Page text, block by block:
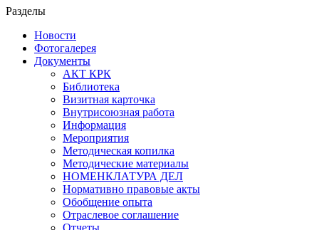
Разделы
Новости
Фотогалерея
Документы
АКТ КРК
Библиотека
Визитная карточка
Внутрисоюзная работа
Информация
Мероприятия
Методическая копилка
Методические материалы
НОМЕНКЛАТУРА ДЕЛ
Нормативно правовые акты
Обобщение опыта
Отраслевое соглашение